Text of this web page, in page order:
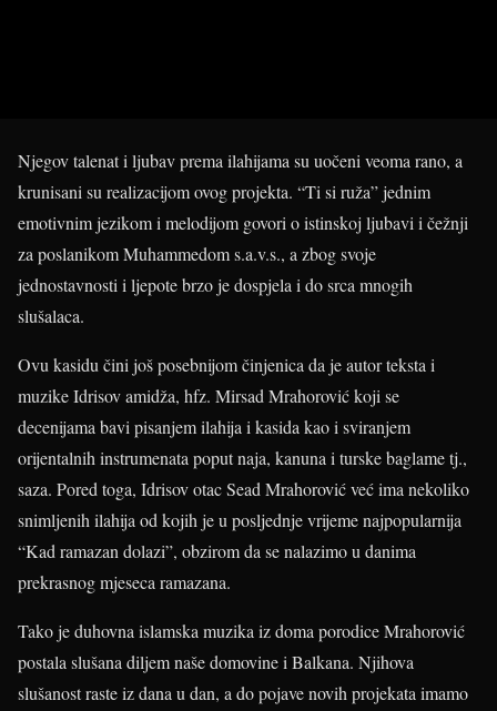
Njegov talenat i ljubav prema ilahijama su uočeni veoma rano, a
krunisani su realizacijom ovog projekta. “Ti si ruža” jednim
emotivnim jezikom i melodijom govori o istinskoj ljubavi i čežnji
za poslanikom Muhammedom s.a.v.s., a zbog svoje
jednostavnosti i ljepote brzo je dospjela i do srca mnogih
slušalaca.
Ovu kasidu čini još posebnijom činjenica da je autor teksta i
muzike Idrisov amidža, hfz. Mirsad Mrahorović koji se
decenijama bavi pisanjem ilahija i kasida kao i sviranjem
orijentalnih instrumenata poput naja, kanuna i turske baglame tj.,
saza. Pored toga, Idrisov otac Sead Mrahorović već ima nekoliko
snimljenih ilahija od kojih je u posljednje vrijeme najpopularnija
“Kad ramazan dolazi”, obzirom da se nalazimo u danima
prekrasnog mjeseca ramazana.
Tako je duhovna islamska muzika iz doma porodice Mrahorović
postala slušana diljem naše domovine i Balkana. Njihova
slušanost raste iz dana u dan, a do pojave novih projekata imamo